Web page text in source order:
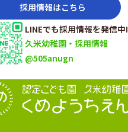
採用情報はこちら
LINEでも採用情報を発信中!
久米幼稚園・採用情報
@505anugn